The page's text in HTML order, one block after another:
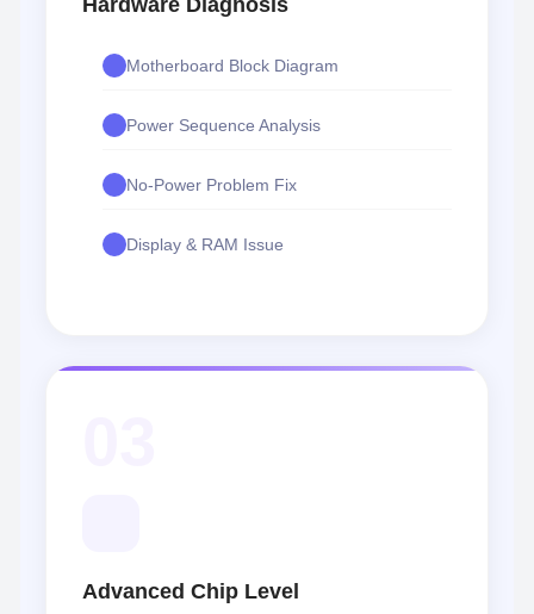
Motherboard Block Diagram
Power Sequence Analysis
No-Power Problem Fix
Display & RAM Issue
Advanced Chip Level